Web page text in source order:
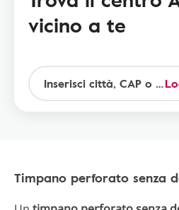
vicino a te
Timpano perforato senza